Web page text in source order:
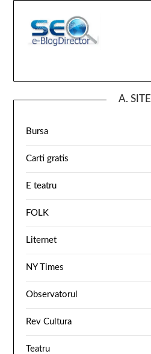
A. SITE
Bursa
Carti gratis
E teatru
FOLK
Liternet
NY Times
Observatorul
Rev Cultura
Teatru